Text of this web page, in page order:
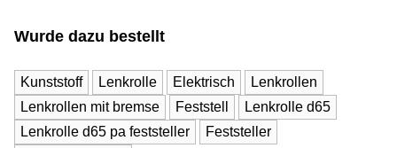
Wurde dazu bestellt
Kunststoff Lenkrolle Elektrisch
Lenkrollen
Lenkrollen mit bremse
Feststell
Lenkrolle d65
Lenkrolle d65 pa feststeller
Feststeller